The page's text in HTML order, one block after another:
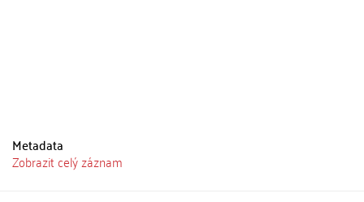
Metadata
Zobrazit celý záznam